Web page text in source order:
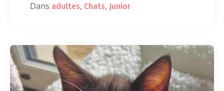
Dans adultes, Chats, Junior